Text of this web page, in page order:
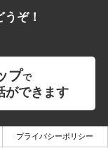
ぞ！
プで
ができます
プライバシーポリシー